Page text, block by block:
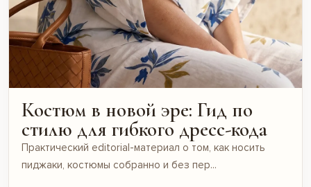
Костюм в новой эре: Гид по
стилю для гибкого дресс-кода
Практический editorial-материал о том, как носить
пиджаки, костюмы собранно и без пер...